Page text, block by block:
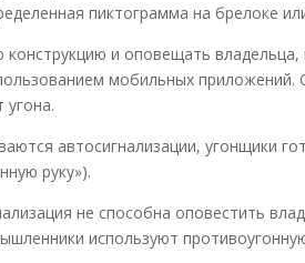
пиктограмма на брелоке
конструкцию и оповещать
мобильных
автосигнализации, угонщики
руку»).
не способна оповестить
используют